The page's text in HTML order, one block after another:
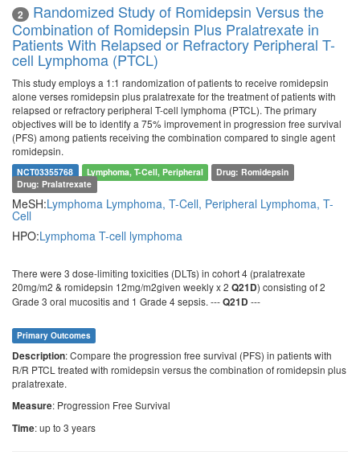
2
Randomized Study of Romidepsin Versus the
Combination of Romidepsin Plus Pralatrexate in
Patients With Relapsed or Refractory Peripheral T-
cell Lymphoma (PTCL)
This study employs a 1:1 randomization of patients to receive romidepsin
alone verses romidepsin plus pralatrexate for the treatment of patients with
relapsed or refractory peripheral T-cell lymphoma (PTCL). The primary
objectives will be to identify a 75% improvement in progression free survival
(PFS) among patients receiving the combination compared to single agent
romidepsin.
NCT03355768 Lymphoma, T-Cell, Peripheral
Drug: Romidepsin
Drug: Pralatrexate
MeSH:Lymphoma Lymphoma, T-Cell, Peripheral Lymphoma, T-
Cell
HPO:Lymphoma T-cell lymphoma
There were 3 dose-limiting toxicities (DLTs) in cohort 4 (pralatrexate
20mg/m2 & romidepsin 12mg/m2given weekly x 2 Q21D) consisting of 2
Grade 3 oral mucositis and 1 Grade 4 sepsis. ---Q21D ---
Primary Outcomes
Description: Compare the progression free survival (PFS) in patients with
R/R PTCL treated with romidepsin versus the combination of romidepsin plus
pralatrexate.
Measure: Progression Free Survival
Time: up to 3 years